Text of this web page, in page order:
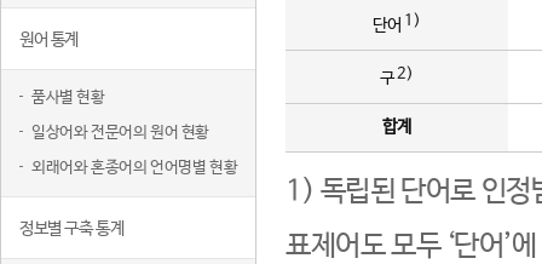
원어 통계
품사별 현황
일상어와 전문어의 원어 현황
외래어와 혼종어의 언어명별 현황
정보별 구축 통계
단어 1)
구2)
합계
1) 독립된 단어로 인정
표제어도 모두 ‘단어’